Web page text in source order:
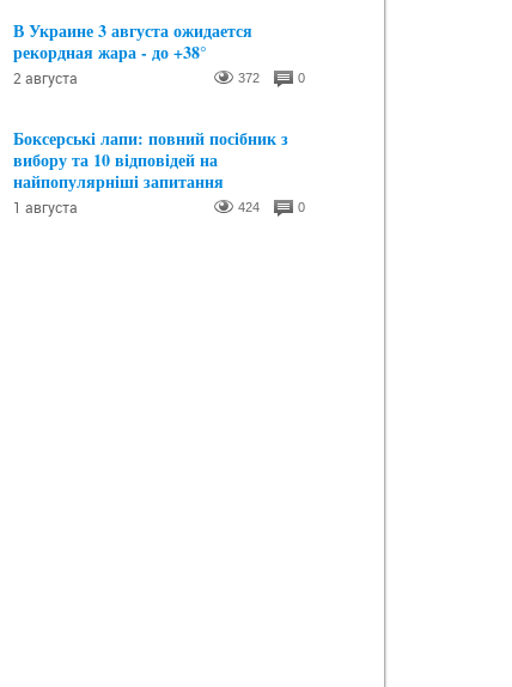
В Украине 3 августа ожидается
рекордная жара - до +38°
2 августа 372 0
Боксерські лапи: повний посібник з
вибору та 10 відповідей на
найпопулярніші запитання
1 августа 424 0